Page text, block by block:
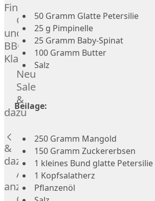
Bratwurstsets
Toppings
Hackfleisch
Aufschnitt
Schinken
Fingerfood
Grill-
und
BBQ-
Klassiker
Beilagen
Brot
Brötchen
Burger
Buns
&
Hot
Dog
Brötchen
Neu
Sale
&
dazu
&
dazu
Alle
anzeigen
50 Gramm Glatte Petersilie
25 g Pimpinelle
25 Gramm Baby-Spinat
100 Gramm Butter
Salz
Beilage:
250 Gramm Mangold
150 Gramm Zuckererbsen
1 kleines Bund glatte Petersilie
1 Kopfsalatherz
Pflanzenöl